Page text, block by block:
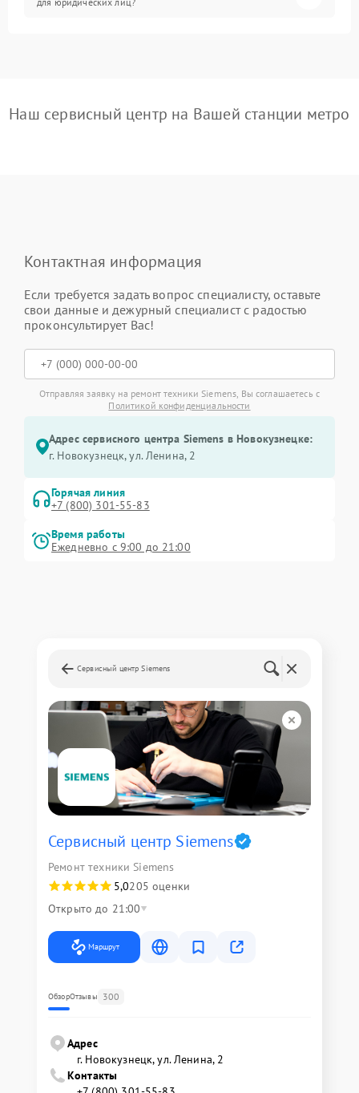
Наш сервисный центр на Вашей станции метро
Контактная информация
Если требуется задать вопрос специалисту, оставьте
свои данные и дежурный специалист с радостью
проконсультирует Вас!
Отправляя заявку на ремонт техники Siemens, Вы соглашаетесь с
Политикой конфиденциальности
Адрес сервисного центра Siemens в Новокузнецке:
г. Новокузнецк, ул. Ленина, 2
Горячая линия
+7 (800) 301-55-83
Время работы
Ежедневно с 9:00 до 21:00
Сервисный центр Siemens
Сервисный центр Siemens
Ремонт техники Siemens
5,0205 оценки
Открыто до 21:00
Маршрут
ОбзорОтзывы 300
Адрес
г. Новокузнецк, ул. Ленина, 2
Контакты